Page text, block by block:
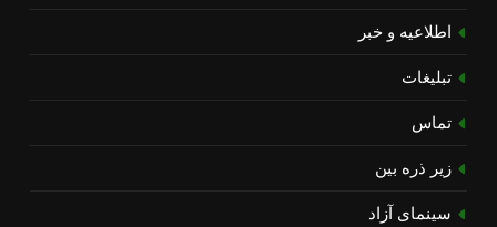
اطلاعیه و خبر
تبلیغات
تماس
زیر ذره بین
سینمای آزاد